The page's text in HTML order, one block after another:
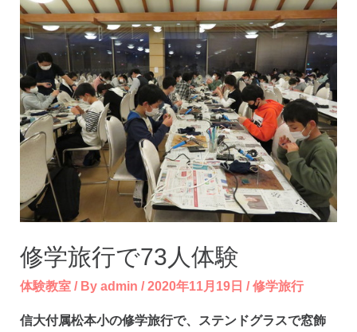
ド
グ
ラ
ス
ラ
ン
ェ
ド
修学旅行で73人体験
体験教室/ By admin /2020年11月19日 /修学旅行
信大付属松本小の修学旅行で、ステンドグラスで窓飾